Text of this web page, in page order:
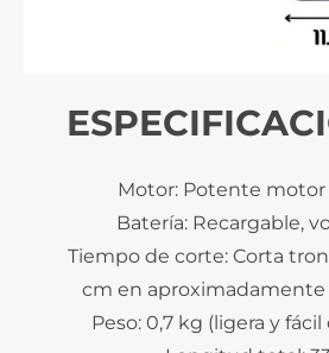
Motor: Potente motor
Batería: Recargable,
Tiempo de corte: Corta
cm en aproximadamente
Peso: 0,7 kg (ligera y